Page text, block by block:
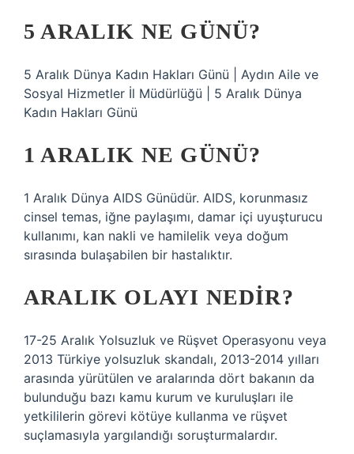
5 ARALIK NE GÜNÜ?
5 Aralık Dünya Kadın Hakları Günü | Aydın Aile ve
Sosyal Hizmetler İl Müdürlüğü | 5 Aralık Dünya
Kadın Hakları Günü
1 ARALIK NE GÜNÜ?
1 Aralık Dünya AIDS Günüdür. AIDS, korunmasız
cinsel temas, iğne paylaşımı, damar içi uyuşturucu
kullanımı, kan nakli ve hamilelik veya doğum
sırasında bulaşabilen bir hastalıktır.
ARALIK OLAYI NEDIR?
17-25 Aralık Yolsuzluk ve Rüşvet Operasyonu veya
2013 Türkiye yolsuzluk skandalı, 2013-2014 yılları
arasında yürütülen ve aralarında dört bakanın da
bulunduğu bazı kamu kurum ve kuruluşları ile
yetkililerin görevi kötüye kullanma ve rüşvet
suçlamasıyla yargılandığı soruşturmalardır.